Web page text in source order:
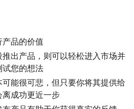
品的价值
出产品，则可以轻松进入市场并
试您的想法
能很可悲，但只要你将其提供给
成功更近一步